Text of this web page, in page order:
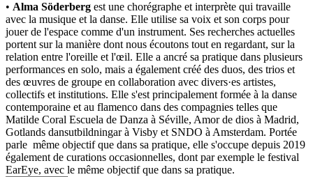
• Alma Söderberg est une chorégraphe et interprète qui travaille
avec la musique et la danse. Elle utilise sa voix et son corps pour
jouer de l'espace comme d'un instrument. Ses recherches actuelles
portent sur la manière dont nous écoutons tout en regardant, sur la
relation entre l'oreille et l'œil. Elle a ancré sa pratique dans plusieurs
performances en solo, mais a également créé des duos, des trios et
des œuvres de groupe en collaboration avec divers·es artistes,
collectifs et institutions. Elle s'est principalement formée à la danse
contemporaine et au flamenco dans des compagnies telles que
Matilde Coral Escuela de Danza à Séville, Amor de dios à Madrid,
Gotlands dansutbildningar à Visby et SNDO à Amsterdam. Portée
parle même objectif que dans sa pratique, elle s'occupe depuis 2019
également de curations occasionnelles, dont par exemple le festival
EarEye, avec le même objectif que dans sa pratique.